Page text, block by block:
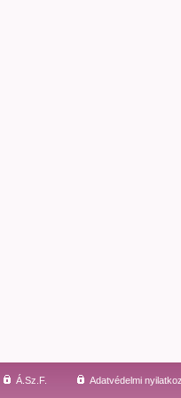
Á.Sz.F.
Adatvédelmi